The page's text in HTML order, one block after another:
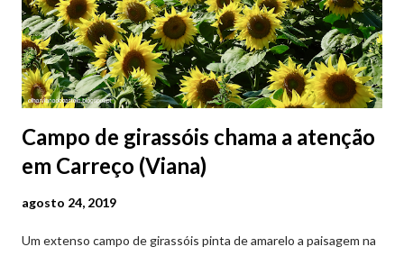
Campo de girassóis chama a atenção
em Carreço (Viana)
agosto 24, 2019
Um extenso campo de girassóis pinta de amarelo a paisagem na